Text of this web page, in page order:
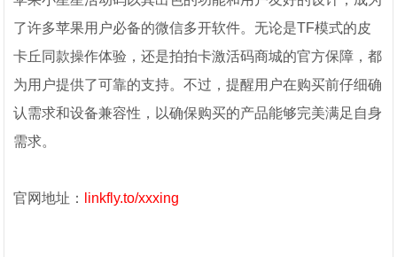
了许多苹果用户必备的微信多开软件。无论是TF模式的皮
卡丘同款操作体验，还是拍拍卡激活码商城的官方保障，都
为用户提供了可靠的支持。不过，提醒用户在购买前仔细确
认需求和设备兼容性，以确保购买的产品能够完美满足自身
需求。
官网地址： linkfly.to/xxxing